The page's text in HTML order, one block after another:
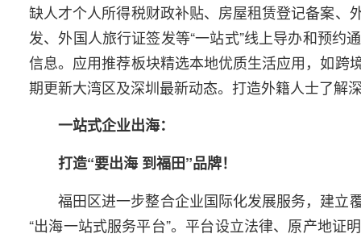
缺人才个人所得税财政补贴、房屋租赁登记备案、
发、外国人旅行证签发等“一站式”线上导办和预
信息。应用推荐板块精选本地优质生活应用，如跨
期更新大湾区及深圳最新动态。打造外籍人士了解
一站式企业出海：
打造“要出海 到福田”品牌！
福田区进一步整合企业国际化发展服务，建立
“出海一站式服务平台”。平台设立法律、原产地